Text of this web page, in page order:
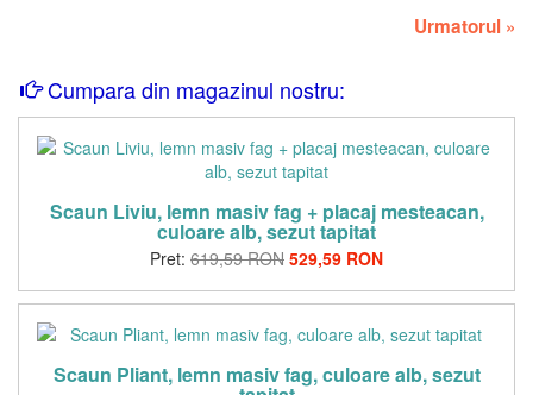
Urmatorul »
Cumpara din magazinul nostru:
Scaun Liviu, lemn masiv fag + placaj mesteacan,
culoare alb, sezut tapitat
Pret: 619,59 RON 529,59 RON
Scaun Pliant, lemn masiv fag, culoare alb, sezut